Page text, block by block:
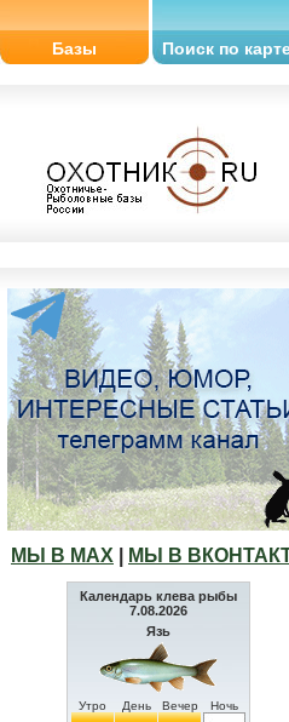
Базы Поиск по
МЫ В МАХ МЫ В
Календарь клева рыбы
7.08.2026
Язь
Утро День Вечер Ночь